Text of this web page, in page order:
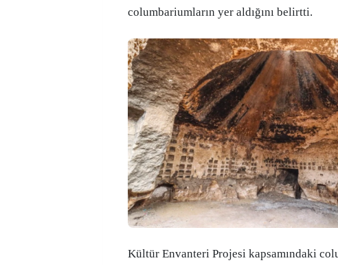
columbariumların yer aldığını belirtti.
Kültür Envanteri Projesi kapsamındaki